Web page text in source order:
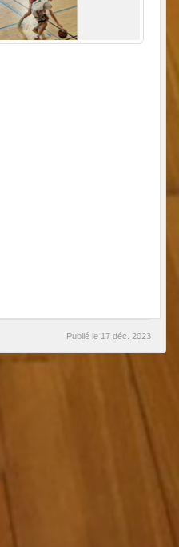
Publié le 17 déc. 2023